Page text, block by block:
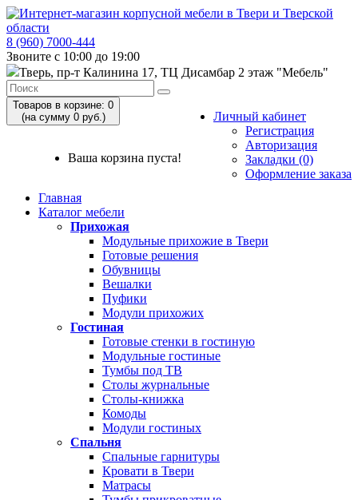
8 (960) 7000-444
Звоните с 10:00 до 19:00
Тверь, пр-т Калинина 17, ТЦ Дисамбар 2 этаж "Мебель"
Личный кабинет
Регистрация
Авторизация
Закладки (0)
Оформление заказа
Товаров в корзине: 0
(на сумму 0 руб.)
Ваша корзина пуста!
Главная
Каталог мебели
Прихожая
Модульные прихожие в Твери
Готовые решения
Обувницы
Вешалки
Пуфики
Модули прихожих
Гостиная
Готовые стенки в гостиную
Модульные гостиные
Тумбы под ТВ
Столы журнальные
Столы-книжка
Комоды
Модули гостиных
Спальня
Спальные гарнитуры
Кровати в Твери
Матрасы